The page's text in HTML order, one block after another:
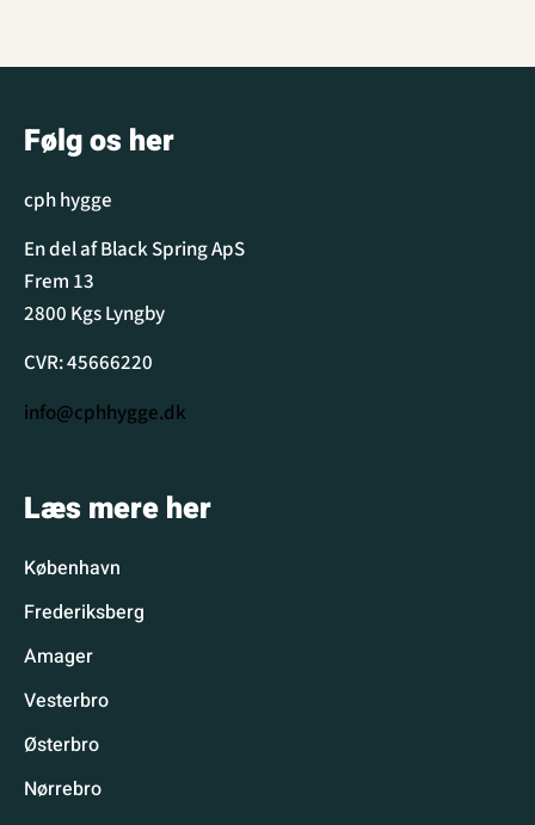
Følg os her
cph hygge
En del af Black Spring ApS
Frem 13
2800 Kgs Lyngby
CVR: 45666220
info@cphhygge.dk
Læs mere her
København
Frederiksberg
Amager
Vesterbro
Østerbro
Nørrebro